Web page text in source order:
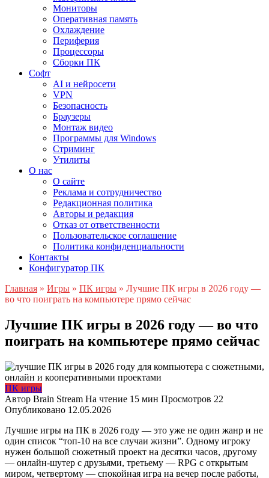
Мониторы
Оперативная память
Охлаждение
Периферия
Процессоры
Сборки ПК
Софт
AI и нейросети
VPN
Безопасность
Браузеры
Монтаж видео
Программы для Windows
Стриминг
Утилиты
О нас
О сайте
Реклама и сотрудничество
Редакционная политика
Авторы и редакция
Отказ от ответственности
Пользовательское соглашение
Политика конфиденциальности
Контакты
Конфигуратор ПК
Главная » Игры » ПК игры » Лучшие ПК игры в 2026 году —
во что поиграть на компьютере прямо сейчас
Лучшие ПК игры в 2026 году — во что
поиграть на компьютере прямо сейчас
ПК игры
Автор Brain Stream На чтение 15 мин Просмотров 22
Опубликовано 12.05.2026
Лучшие игры на ПК в 2026 году — это уже не один жанр и не
один список “топ-10 на все случаи жизни”. Одному игроку
нужен большой сюжетный проект на десятки часов, другому
— онлайн-шутер с друзьями, третьему — RPG с открытым
миром, четвертому — спокойная игра на вечер после работы,